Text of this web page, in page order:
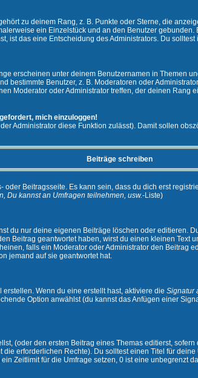
zu deinem Rang, z. B. Punkte oder Sterne, die
ein Einzelstück und an den Benutzer
ist das eine Entscheidung des Administrators. Du
erscheinen unter deinem Benutzernamen in Themen
bestimmte Benutzer, z. B. Moderatoren oder
Moderator oder Administrator treffen, der deinen Rang
mich einzuloggen!
Administrator diese Funktion zulässt). Damit sollen
Beiträge schreiben
Beitragsseite. Es kann sein, dass du dich erst
Du kannst an Umfragen teilnehmen, usw.-Liste)
du nur deine eigenen Beiträge löschen oder editieren.
Beitrag geantwortet haben, wirst du einen kleinen Text
falls ein Moderator oder Administrator den Beitrag
jemand auf sie geantwortet hat.
Wenn du eine erstellt hast, aktiviere die Signatur
Option anwählst (du kannst das Anfügen einer
(oder den ersten Beitrag eines Themas editierst,
erforderlichen Rechte). Du solltest einen Titel für
Zeitlimit für die Umfrage setzen, 0 ist eine unbegrenzt